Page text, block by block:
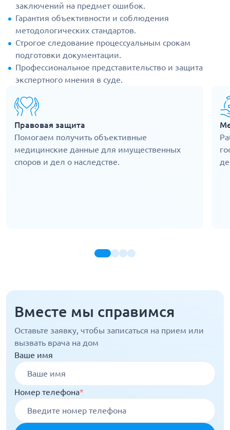
заключений на предмет ошибок.
Гарантия объективности и соблюдения
методологических стандартов.
Строгое следование процессуальным срокам
подготовки документации.
Профессиональное представительство и защита
экспертного мнения в суде.
Правовая защита
Помогаем получить объективные
медицинские данные для имущественных
споров и дел о наследстве.
Вместе мы справимся
Оставьте заявку, чтобы записаться на прием или
вызвать врача на дом
Ваше имя
Номер телефона*